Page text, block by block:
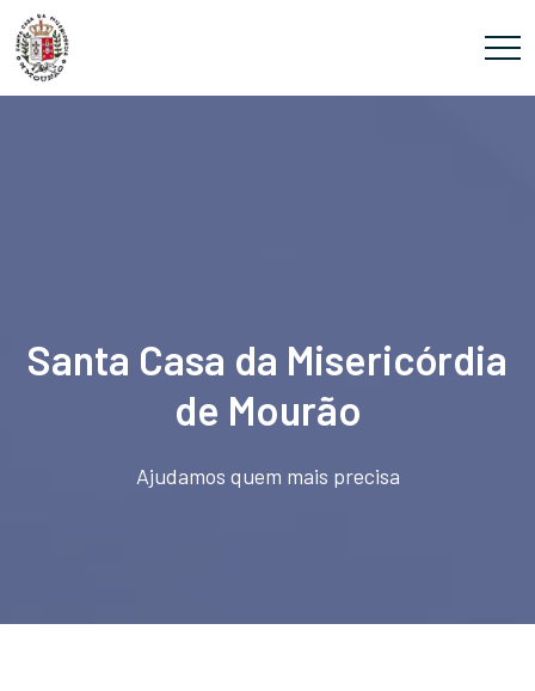
Santa Casa da Misericórdia
de Mourão
Ajudamos quem mais precisa